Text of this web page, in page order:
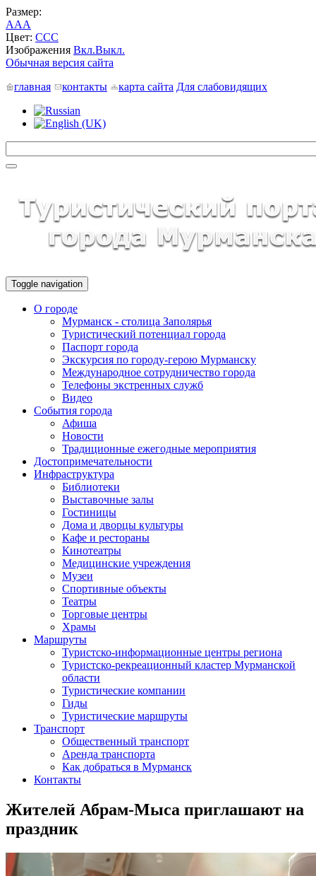
Размер:
AAA
Цвет: CCC
Изображения Вкл.Выкл.
Обычная версия сайта
главная
контакты карта сайта Для слабовидящих
Toggle navigation
О городе
Мурманск - столица Заполярья
Туристический потенциал города
Паспорт города
Экскурсия по городу-герою Мурманску
Международное сотрудничество города
Телефоны экстренных служб
Видео
События города
Афиша
Новости
Традиционные ежегодные мероприятия
Достопримечательности
Инфраструктура
Библиотеки
Выставочные залы
Гостиницы
Дома и дворцы культуры
Кафе и рестораны
Кинотеатры
Медицинские учреждения
Музеи
Спортивные объекты
Театры
Торговые центры
Храмы
Маршруты
Туристско-информационные центры региона
Туристско-рекреационный кластер Мурманской
области
Туристические компании
Гиды
Туристические маршруты
Транспорт
Общественный транспорт
Аренда транспорта
Как добраться в Мурманск
Контакты
Жителей Абрам-Мыса приглашают на
праздник